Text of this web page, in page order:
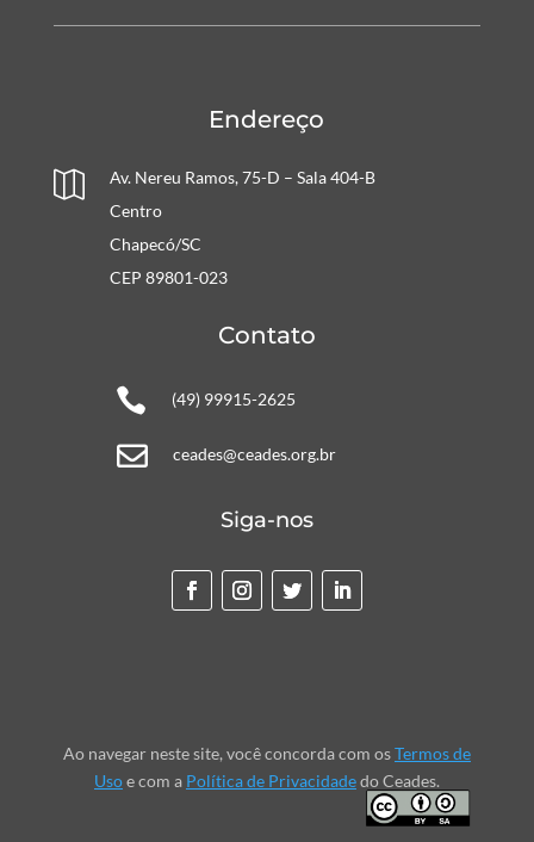
Endereço

Av. Nereu Ramos, 75-D – Sala 404-B
Centro
Chapecó/SC
CEP 89801-023
Contato
 (49) 99915-2625
 ceades@ceades.org.br
Siga-nos
Ao navegar neste site, você concorda com osTermos de
Usoe com a Política de Privacidadedo Ceades.